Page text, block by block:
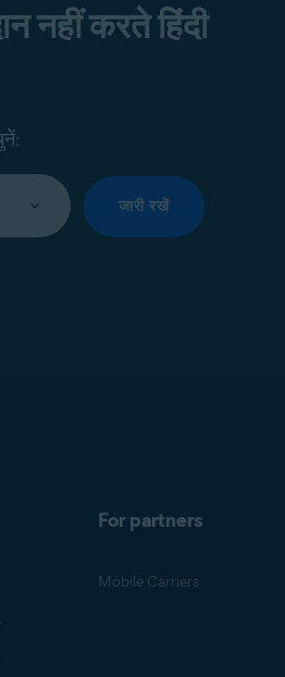
नहीं करते हिंदी
जारी रखें
For partners
Mobile Carriers